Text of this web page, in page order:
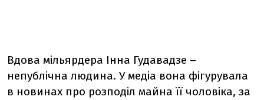
Вдова мільярдера Інна Гудавадзе –
непублічна людина. У медіа вона фігурувала
в новинах про розподіл майна її чоловіка, за